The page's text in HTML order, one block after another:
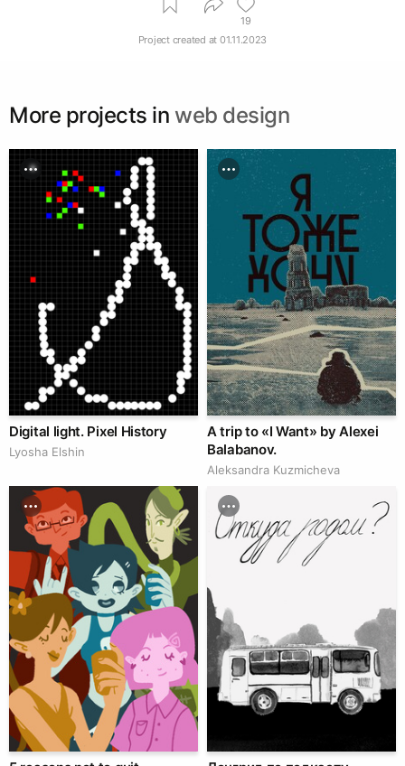
19
Project created at 01.11.2023
More projects in web design
Digital light. Pixel History
Lyosha Elshin
A trip to «I Want» by Alexei
Balabanov.
Aleksandra Kuzmicheva